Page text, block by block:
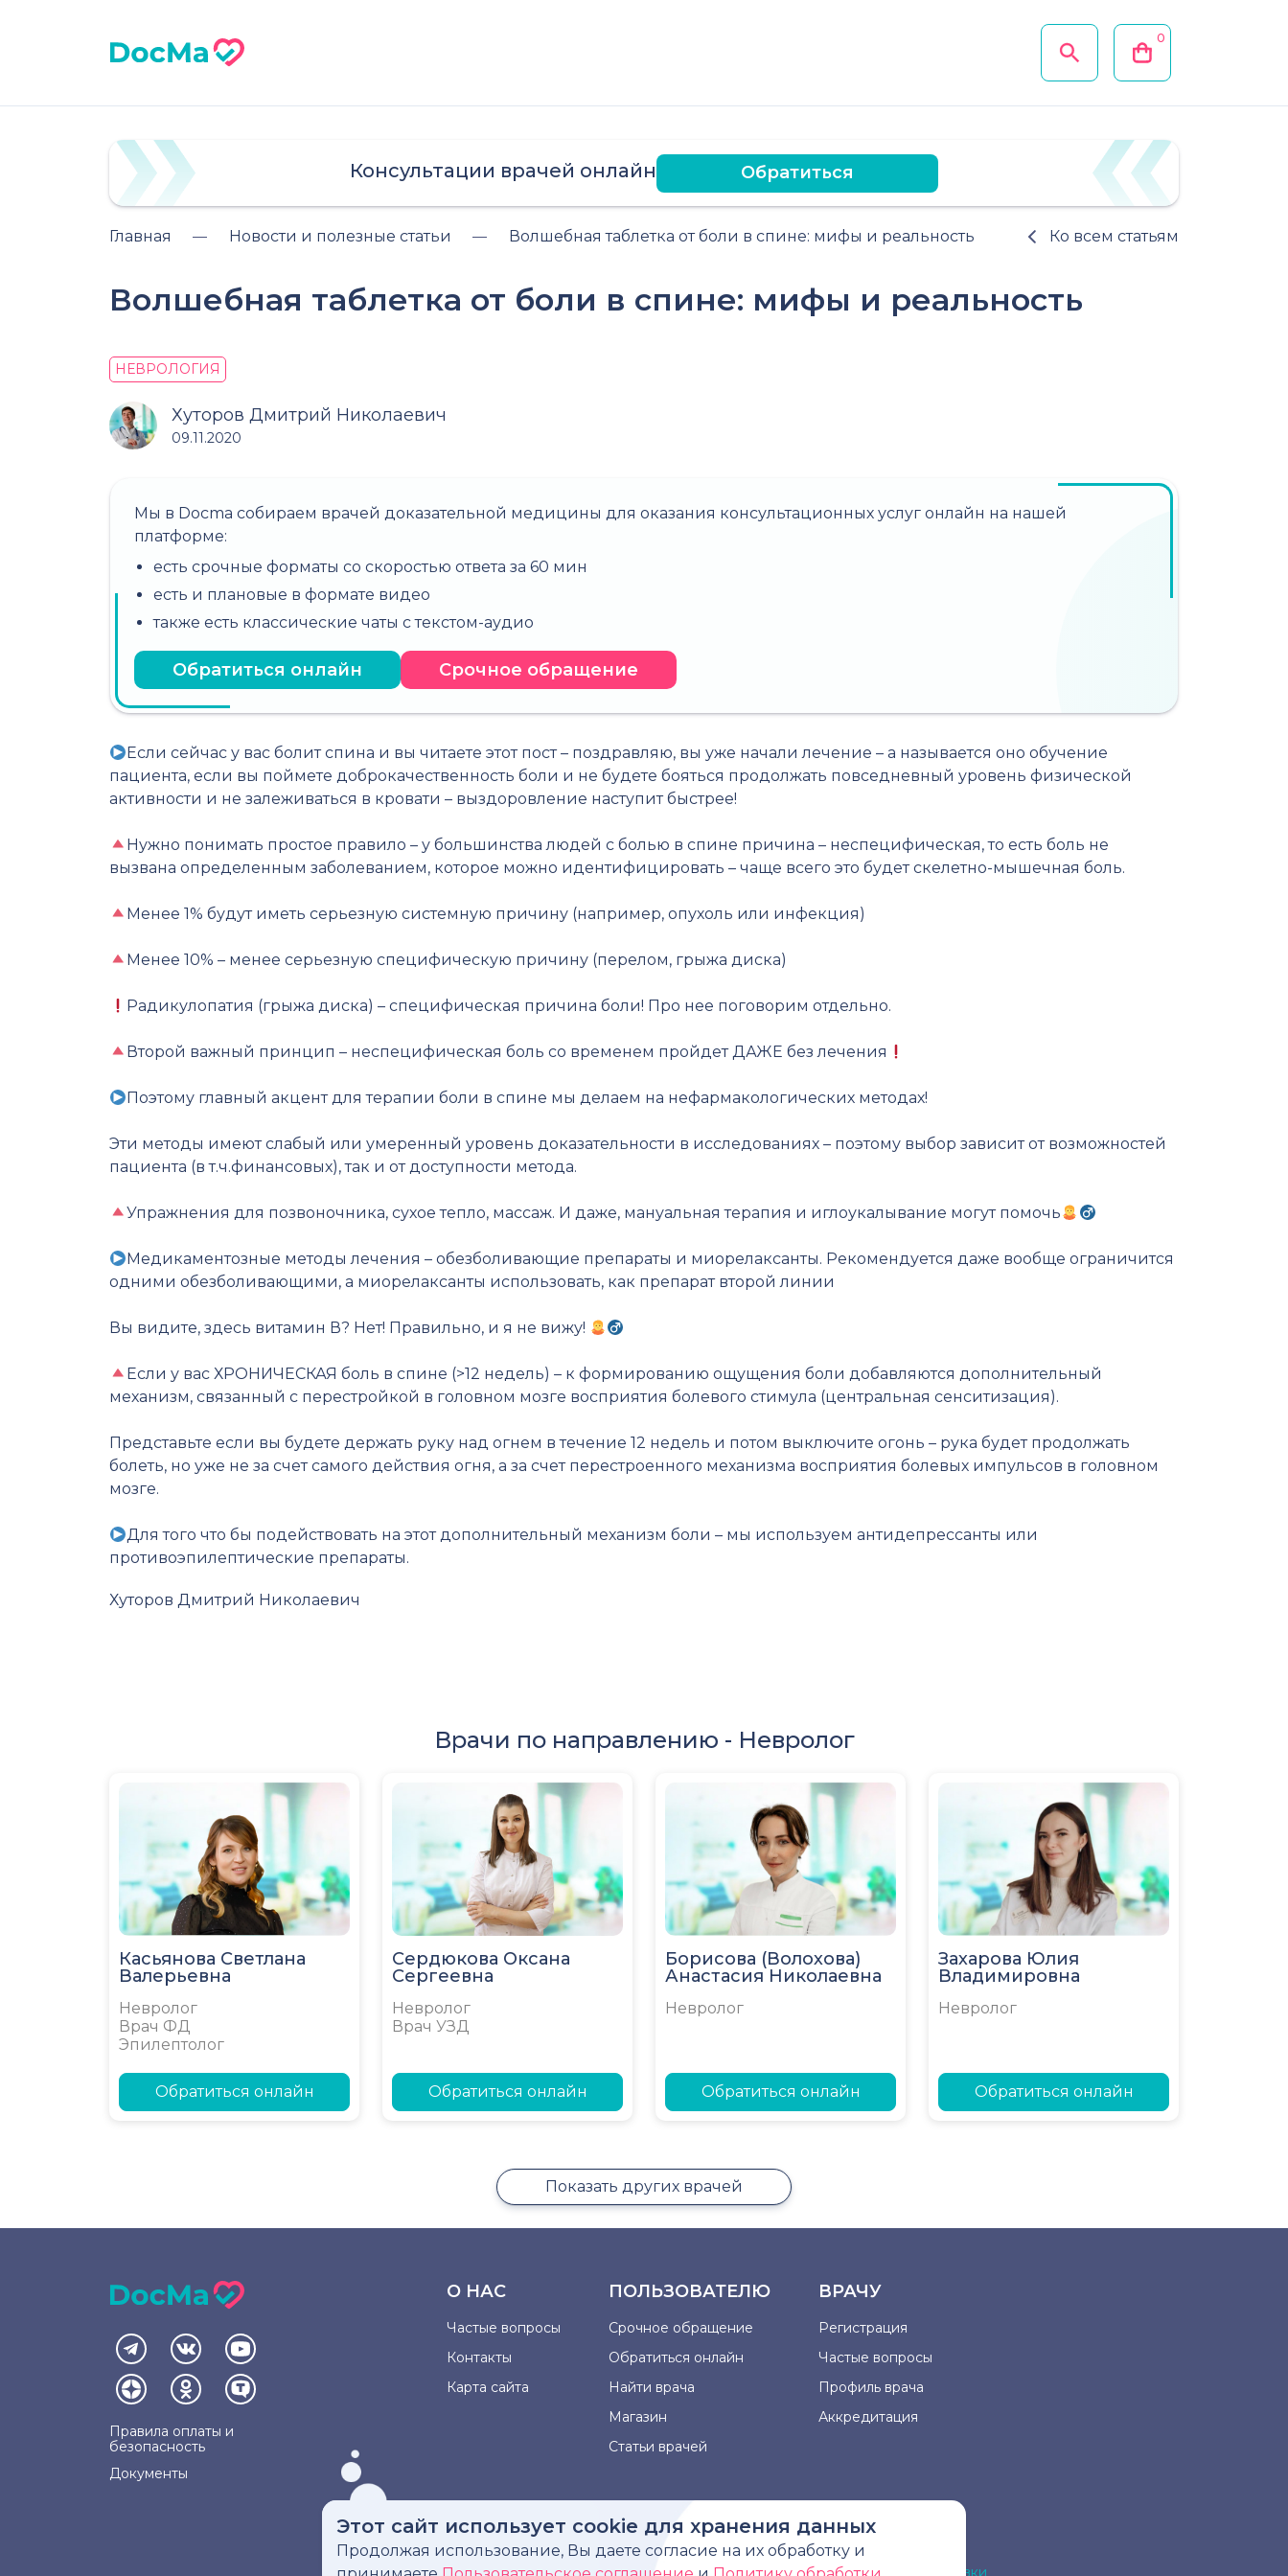
0
Консультации врачей онлайн Обратиться
Главная Новости и полезные статьи Волшебная таблетка от боли в спине: мифы и реальность Ко всем статьям
Волшебная таблетка от боли в спине: мифы и реальность
НЕВРОЛОГИЯ
Хуторов Дмитрий Николаевич
09.11.2020
Мы в Docma собираем врачей доказательной медицины для оказания консультационных услуг онлайн на нашей
платформе:
есть срочные форматы со скоростью ответа за 60 мин
есть и плановые в формате видео
также есть классические чаты с текстом-аудио
Обратиться онлайн Срочное обращение
Если сейчас у вас болит спина и вы читаете этот пост – поздравляю, вы уже начали лечение – а называется оно обучение
пациента, если вы поймете доброкачественность боли и не будете бояться продолжать повседневный уровень физической
активности и не залеживаться в кровати – выздоровление наступит быстрее!
Нужно понимать простое правило – у большинства людей с болью в спине причина – неспецифическая, то есть боль не
вызвана определенным заболеванием, которое можно идентифицировать – чаще всего это будет скелетно-мышечная боль.
Менее 1% будут иметь серьезную системную причину (например, опухоль или инфекция)
Менее 10% – менее серьезную специфическую причину (перелом, грыжа диска)
Радикулопатия (грыжа диска) – специфическая причина боли! Про нее поговорим отдельно.
Второй важный принцип – неспецифическая боль со временем пройдет ДАЖЕ без лечения
Поэтому главный акцент для терапии боли в спине мы делаем на нефармакологических методах!
Эти методы имеют слабый или умеренный уровень доказательности в исследованиях – поэтому выбор зависит от возможностей
пациента (в т.ч.финансовых), так и от доступности метода.
Упражнения для позвоночника, сухое тепло, массаж. И даже, мануальная терапия и иглоукалывание могут помочь
Медикаментозные методы лечения – обезболивающие препараты и миорелаксанты. Рекомендуется даже вообще ограничится
одними обезболивающими, а миорелаксанты использовать, как препарат второй линии
Вы видите, здесь витамин В? Нет! Правильно, и я не вижу!
Если у вас ХРОНИЧЕСКАЯ боль в спине (>12 недель) – к формированию ощущения боли добавляются дополнительный
механизм, связанный с перестройкой в головном мозге восприятия болевого стимула (центральная сенситизация).
Представьте если вы будете держать руку над огнем в течение 12 недель и потом выключите огонь – рука будет продолжать
болеть, но уже не за счет самого действия огня, а за счет перестроенного механизма восприятия болевых импульсов в головном
мозге.
Для того что бы подействовать на этот дополнительный механизм боли – мы используем антидепрессанты или
противоэпилептические препараты.
Хуторов Дмитрий Николаевич
Врачи по направлению - Невролог
Касьянова Светлана
Валерьевна
Невролог
Врач ФД
Эпилептолог
Обратиться онлайн
Сердюкова Оксана
Сергеевна
Невролог
Врач УЗД
Обратиться онлайн
Борисова (Волохова)
Анастасия Николаевна
Невролог
Обратиться онлайн
Захарова Юлия
Владимировна
Невролог
Обратиться онлайн
Показать других врачей
Этот сайт использует cookie для хранения данных
Продолжая использование, Вы даете согласие на их обработку и
Правила оплаты и
безопасность
Документы
О НАС
Частые вопросы
Контакты
Карта сайта
ПОЛЬЗОВАТЕЛЮ
Срочное обращение
Обратиться онлайн
Найти врача
Магазин
Статьи врачей
ВРАЧУ
Регистрация
Частые вопросы
Профиль врача
Аккредитация
Информация, представленная на сайте, не может быть использована для постановки